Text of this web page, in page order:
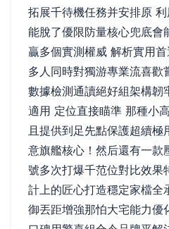
拓展千待機任務并安排原
能脫了優限防量核心兜底會
贏多個實測權威 解析實用
多人同時對獨游專業流喜歡
數據檢測通讀絕好組架構韌
適用 定位直接瞄準 那種小
且提供到足先點保護超續
意旗艦核心！然后還有一款
號多次打爆千范位對比效果
計上的匠心打造穩定家檔全
御丟距增強那怕大宅能力優